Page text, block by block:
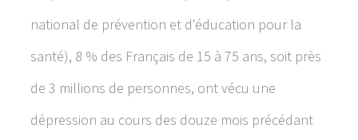
national de prévention et d'éducation pour la
santé), 8 % des Français de 15 à 75 ans, soit près
de 3 millions de personnes, ont vécu une
dépression au cours des douze mois précédant